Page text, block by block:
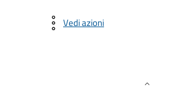
Vedi azioni